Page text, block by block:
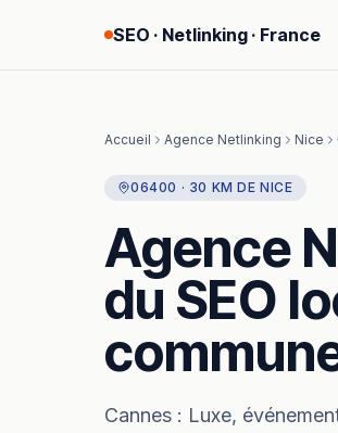
SEO · Netlinking · France
Accueil Agence Netlinking Nice
06400 · 30 KMDENICE
Agence
du SEO
Cannes : Luxe,